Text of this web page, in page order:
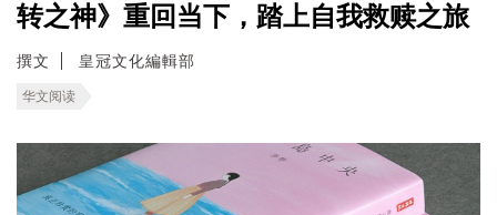
转之神》重回当下，踏上自我救赎之旅
撰文 皇冠文化編輯部
华文阅读